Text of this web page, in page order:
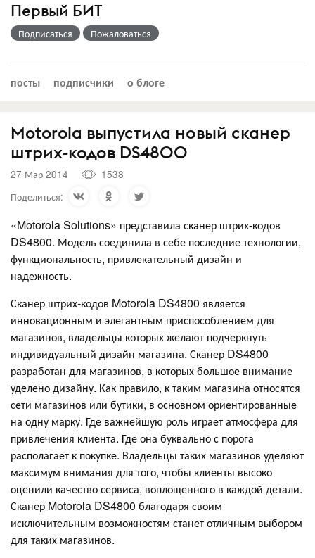
Первый БИТ
Подписаться Пожаловаться
посты подписчики о блоге
Motorola выпустила новый сканер
штрих-кодов DS4800
27 Мар 2014
1538
Поделиться:
«Motorola Solutions» представила сканер штрих-кодов
DS4800. Модель соединила в себе последние технологии,
функциональность, привлекательный дизайн и
надежность.
Сканер штрих-кодов Motorola DS4800 является
инновационным и элегантным приспособлением для
магазинов, владельцы которых желают подчеркнуть
индивидуальный дизайн магазина. Сканер DS4800
разработан для магазинов, в которых большое внимание
уделено дизайну. Как правило, к таким магазина относятся
сети магазинов или бутики, в основном ориентированные
на одну марку. Где важнейшую роль играет атмосфера для
привлечения клиента. Где она буквально с порога
располагает к покупке. Владельцы таких магазинов уделяют
максимум внимания для того, чтобы клиенты высоко
оценили качество сервиса, воплощенного в каждой детали.
Сканер Motorola DS4800 благодаря своим
исключительным возможностям станет отличным выбором
для таких магазинов.